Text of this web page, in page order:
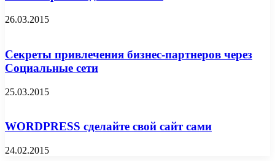
26.03.2015
Секреты привлечения бизнес-партнеров через
Социальные сети
25.03.2015
WORDPRESS сделайте свой сайт сами
24.02.2015